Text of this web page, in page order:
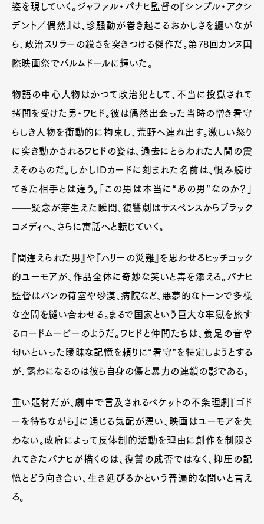
姿を現していく。ジャファル・パナヒ監督の『シンプル・アクシ
デント／偶然』は、珍騒動が巻き起こるおかしさを纏いなが
ら、政治スリラーの鋭さを突きつける傑作だ。第78回カンヌ国
際映画祭でパルムドールに輝いた。
物語の中心人物はかつて政治犯として、不当に投獄されて
拷問を受けた男・ワヒド。彼は偶然出会った当時の憎き看守
らしき人物を衝動的に拘束し、荒野へ連れ出す。激しい怒り
に突き動かされるワヒドの姿は、過去にとらわれた人間の震
えそのものだ。しかしIDカードに刻まれた名前は、恨み続け
てきた相手とは違う。「この男は本当に“あの男”なのか？」
——疑念が芽生えた瞬間、復讐劇はサスペンスからブラック
コメディへ、さらに寓話へと転じていく。
『間違えられた男』や『ハリーの災難』を思わせるヒッチコック
的ユーモアが、作品全体に奇妙な笑いと毒を添える。パナヒ
監督はバンの荷室や砂漠、病院など、悪夢的なトーンで多様
な空間を縫い合わせる。まるで国家という巨大な牢獄を旅す
るロードムービーのようだ。ワヒドと仲間たちは、義足の音や
匂いといった曖昧な記憶を頼りに“看守”を特定しようとする
が、露わになるのは彼ら自身の傷と暴力の連鎖の影である。
重い題材だが、劇中で言及されるベケットの不条理劇『ゴド
ーを待ちながら』に通じる気配が漂い、映画はユーモアを失
わない。政府によって反体制的活動を理由に創作を制限さ
れてきたパナヒが描くのは、復讐の成否ではなく、抑圧の記
憶とどう向き合い、生き延びるかという普遍的な問いと言え
る。